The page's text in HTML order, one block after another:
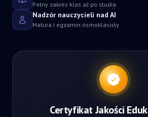
Pełny zakres klas aż po studia
Nadzór nauczycieli nad AI
Matura i egzamin ósmoklasisty
Certyfikat Jakości